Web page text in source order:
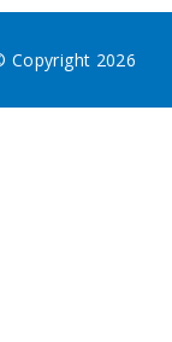
Copyright 2026